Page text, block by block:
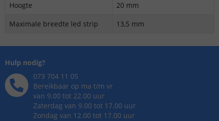
Hoogte
20 mm
Maximale breedte led strip
13,5 mm
Hulp nodig?
073 704 11 05
Bereikbaar op ma t/m vr
van 9.00 tot 22.00 uur
Zaterdag van 9.00 tot 17.00 uur
Zondag van 12.00 tot 17.00 uur